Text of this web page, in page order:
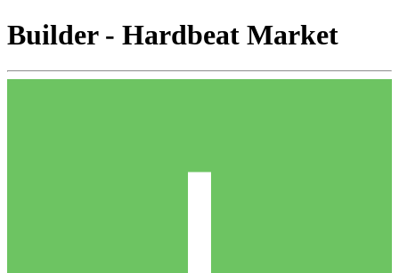
Builder - Hardbeat Market